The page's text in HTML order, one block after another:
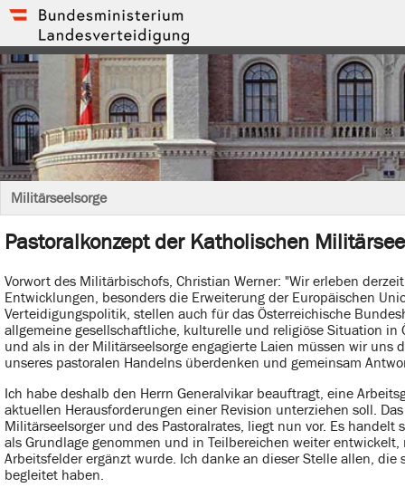
Militärseelsorge
Pastoralkonzept der Katholischen
Vorwort des Militärbischofs, Christian Werner: "Wir erleben
Entwicklungen, besonders die Erweiterung der Europäischen
Verteidigungspolitik, stellen auch für das Österreichische
allgemeine gesellschaftliche, kulturelle und religiöse Situation in
und als in der Militärseelsorge engagierte Laien müssen wir
unseres pastoralen Handelns überdenken und gemeinsam
Ich habe deshalb den Herrn Generalvikar beauftragt, eine
aktuellen Herausforderungen einer Revision unterziehen soll.
Militärseelsorger und des Pastoralrates, liegt nun vor. Es
als Grundlage genommen und in Teilbereichen weiter
Arbeitsfelder ergänzt wurde. Ich danke an dieser Stelle allen,
begleitet haben.